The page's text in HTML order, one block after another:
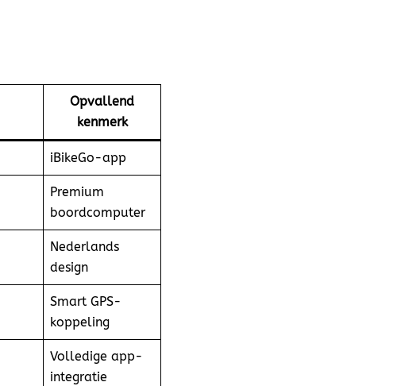
Opvallend
kenmerk
iBikeGo-app
Premium
boordcomputer
Nederlands
design
Smart GPS-
koppeling
Volledige app-
integratie